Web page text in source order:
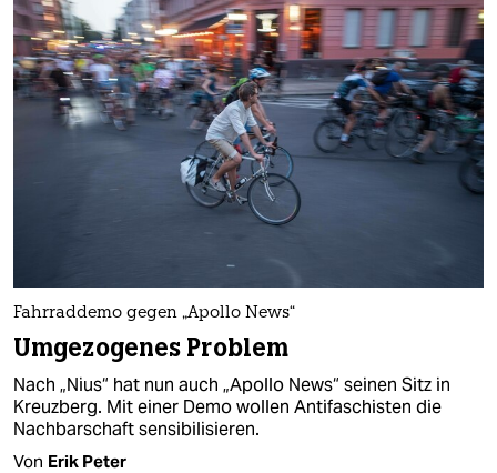
Fahrraddemo gegen „Apollo News“
Umgezogenes Problem
Nach „Nius“ hat nun auch „Apollo News“ seinen Sitz in
Kreuzberg. Mit einer Demo wollen Antifaschisten die
Nachbarschaft sensibilisieren.
Von Erik Peter